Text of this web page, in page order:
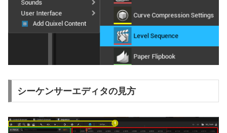
シーケンサーエディタの見方